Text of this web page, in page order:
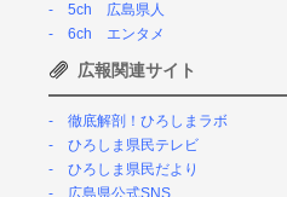
5ch 広島県人
6ch エンタメ
広報関連サイト
徹底解剖！ひろしまラボ
ひろしま県民テレビ
ひろしま県民だより
広島県公式SNS